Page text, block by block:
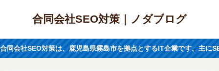
合同会社SEO対策｜ノダブログ
合同会社SEO対策は、鹿児島県霧島市を拠点とするIT企業です。主に